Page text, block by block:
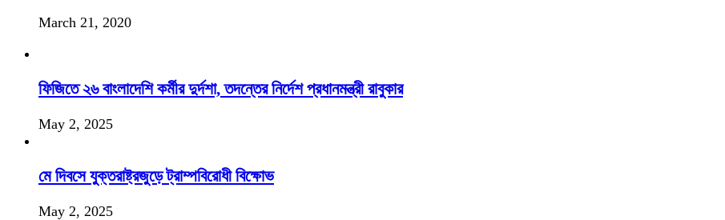
March 21, 2020
ফিজিতে ২৬ বাংলাদেশি কর্মীর দুর্দশা, তদন্তের নির্দেশ প্রধানমন্ত্রী রাবুকার
May 2, 2025
মে দিবসে যুক্তরাষ্ট্রজুড়ে ট্রাম্পবিরোধী বিক্ষোভ
May 2, 2025